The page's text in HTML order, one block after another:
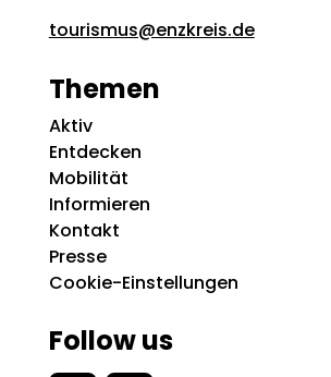
tourismus@enzkreis.de
Themen
Aktiv
Entdecken
Mobilität
Informieren
Kontakt
Presse
Cookie-Einstellungen
Follow us